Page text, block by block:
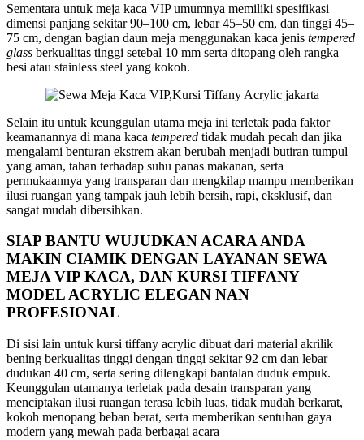
Sementara untuk meja kaca VIP umumnya memiliki spesifikasi
dimensi panjang sekitar 90–100 cm, lebar 45–50 cm, dan tinggi 45–
75 cm, dengan bagian daun meja menggunakan kaca jenis tempered
glass berkualitas tinggi setebal 10 mm serta ditopang oleh rangka
besi atau stainless steel yang kokoh.
Selain itu untuk keunggulan utama meja ini terletak pada faktor
keamanannya di mana kaca tempered tidak mudah pecah dan jika
mengalami benturan ekstrem akan berubah menjadi butiran tumpul
yang aman, tahan terhadap suhu panas makanan, serta
permukaannya yang transparan dan mengkilap mampu memberikan
ilusi ruangan yang tampak jauh lebih bersih, rapi, eksklusif, dan
sangat mudah dibersihkan.
SIAP BANTU WUJUDKAN ACARA ANDA
MAKIN CIAMIK DENGAN LAYANAN SEWA
MEJA VIP KACA, DAN KURSI TIFFANY
MODEL ACRYLIC ELEGAN NAN
PROFESIONAL
Di sisi lain untuk kursi tiffany acrylic dibuat dari material akrilik
bening berkualitas tinggi dengan tinggi sekitar 92 cm dan lebar
dudukan 40 cm, serta sering dilengkapi bantalan duduk empuk.
Keunggulan utamanya terletak pada desain transparan yang
menciptakan ilusi ruangan terasa lebih luas, tidak mudah berkarat,
kokoh menopang beban berat, serta memberikan sentuhan gaya
modern yang mewah pada berbagai acara